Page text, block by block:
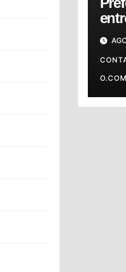
da
O.COM